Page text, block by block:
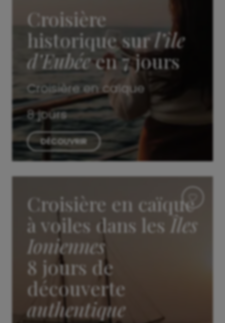
Croisière
historique surl’île
d’Eubéeen 7 jours
Croisière en caïque
8 jours
DÉCOUVRIR
Croisière en caïque
à voiles dans les Îles
Ioniennes
8 jours de
découverte
authentique